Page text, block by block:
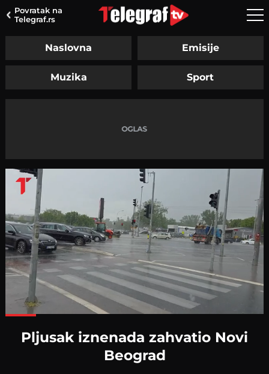
Povratak na
Telegraf.rs
Naslovna Emisije
Muzika Sport
Pljusak iznenada zahvatio Novi
Beograd